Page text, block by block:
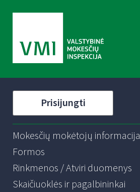
Prisijungti
Mokesčių mokėtojų informacija
Formos
Rinkmenos / Atviri duomenys
Skaičiuoklės ir pagalbininkai